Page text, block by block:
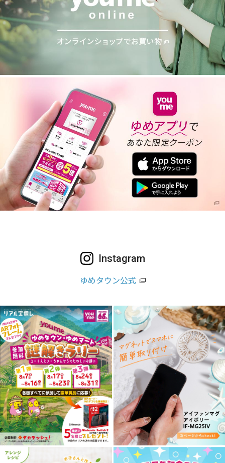
Instagram
ゆめタウン公式